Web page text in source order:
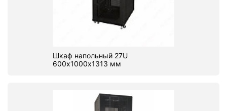
Шкаф напольный 27U
600х1000х1313 мм